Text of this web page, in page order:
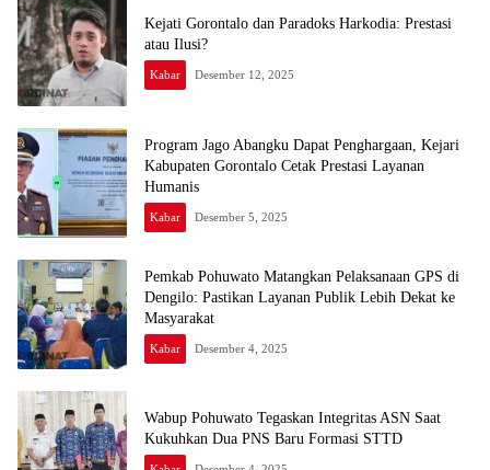
Kejati Gorontalo dan Paradoks Harkodia: Prestasi
atau Ilusi?
Kabar Desember 12, 2025
Program Jago Abangku Dapat Penghargaan, Kejari
Kabupaten Gorontalo Cetak Prestasi Layanan
Humanis
Kabar Desember 5, 2025
Pemkab Pohuwato Matangkan Pelaksanaan GPS di
Dengilo: Pastikan Layanan Publik Lebih Dekat ke
Masyarakat
Kabar Desember 4, 2025
Wabup Pohuwato Tegaskan Integritas ASN Saat
Kukuhkan Dua PNS Baru Formasi STTD